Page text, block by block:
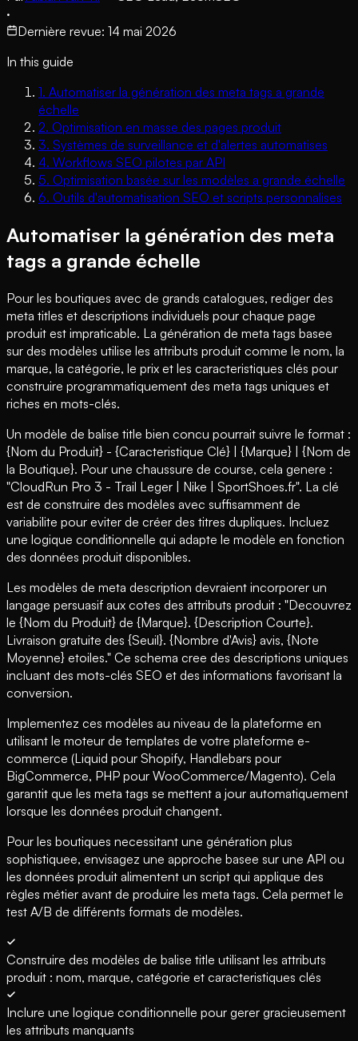
·
Dernière revue: 14 mai 2026
In this guide
1. Automatiser la génération des meta tags a grande
échelle
2. Optimisation en masse des pages produit
3. Systèmes de surveillance et d'alertes automatises
4. Workflows SEO pilotes par API
5. Optimisation basée sur les modèles a grande échelle
6. Outils d'automatisation SEO et scripts personnalises
Automatiser la génération des meta
tags a grande échelle
Pour les boutiques avec de grands catalogues, rediger des
meta titles et descriptions individuels pour chaque page
produit est impraticable. La génération de meta tags basee
sur des modèles utilise les attributs produit comme le nom, la
marque, la catégorie, le prix et les caracteristiques clés pour
construire programmatiquement des meta tags uniques et
riches en mots-clés.
Un modèle de balise title bien concu pourrait suivre le format :
{Nom du Produit} - {Caracteristique Clé} | {Marque} | {Nom de
la Boutique}. Pour une chaussure de course, cela genere :
"CloudRun Pro 3 - Trail Leger | Nike | SportShoes.fr". La clé
est de construire des modèles avec suffisamment de
variabilite pour eviter de créer des titres dupliques. Incluez
une logique conditionnelle qui adapte le modèle en fonction
des données produit disponibles.
Les modèles de meta description devraient incorporer un
langage persuasif aux cotes des attributs produit : "Decouvrez
le {Nom du Produit} de {Marque}. {Description Courte}.
Livraison gratuite des {Seuil}. {Nombre d'Avis} avis, {Note
Moyenne} etoiles." Ce schema cree des descriptions uniques
incluant des mots-clés SEO et des informations favorisant la
conversion.
Implementez ces modèles au niveau de la plateforme en
utilisant le moteur de templates de votre plateforme e-
commerce (Liquid pour Shopify, Handlebars pour
BigCommerce, PHP pour WooCommerce/Magento). Cela
garantit que les meta tags se mettent a jour automatiquement
lorsque les données produit changent.
Pour les boutiques necessitant une génération plus
sophistiquee, envisagez une approche basee sur une API ou
les données produit alimentent un script qui applique des
règles métier avant de produire les meta tags. Cela permet le
test A/B de différents formats de modèles.
Construire des modèles de balise title utilisant les attributs
produit : nom, marque, catégorie et caracteristiques clés
Inclure une logique conditionnelle pour gerer gracieusement
les attributs manquants